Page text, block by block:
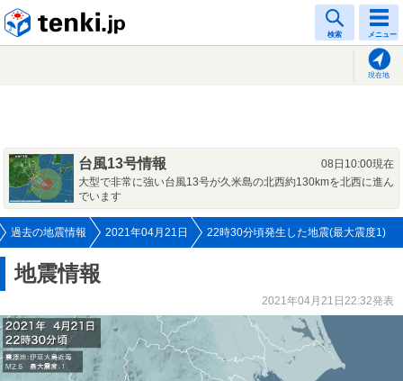
検索 メニュー
現在地
台風13号情報
08日10:00現在
大型で非常に強い台風13号が久米島の北西約130kmを北西に進ん
でいます
過去の地震情報 2021年04月21日 22時30分頃発生した地震(最大震度1)
地震情報
2021年04月21日22:32発表